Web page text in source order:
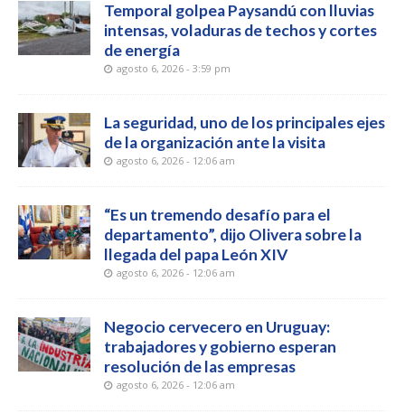
Temporal golpea Paysandú con lluvias
intensas, voladuras de techos y cortes
de energía
agosto 6, 2026 - 3:59 pm
La seguridad, uno de los principales ejes
de la organización ante la visita
agosto 6, 2026 - 12:06 am
“Es un tremendo desafío para el
departamento”, dijo Olivera sobre la
llegada del papa León XIV
agosto 6, 2026 - 12:06 am
Negocio cervecero en Uruguay:
trabajadores y gobierno esperan
resolución de las empresas
agosto 6, 2026 - 12:06 am